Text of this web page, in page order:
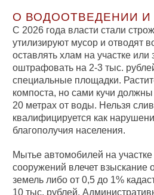
О ВОДООТВЕДЕНИИ
С 2026 года власти стали
утилизируют мусор и отводят
оставлять хлам на участке
оштрафовать на 2-3 тыс.
специальные площадки.
компоста, но сами кучи
20 метрах от воды. Нельзя
квалифицируется как
благополучия населения.
Мытье автомобилей на
сооружений влечет взыскание
земель либо от 0,5 до 1%
10 тыс. рублей.